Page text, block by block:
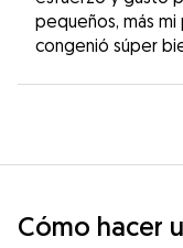
pequeños, más
congenió súper
Cómo hacer